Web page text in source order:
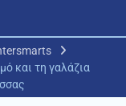
και τη γαλάζια